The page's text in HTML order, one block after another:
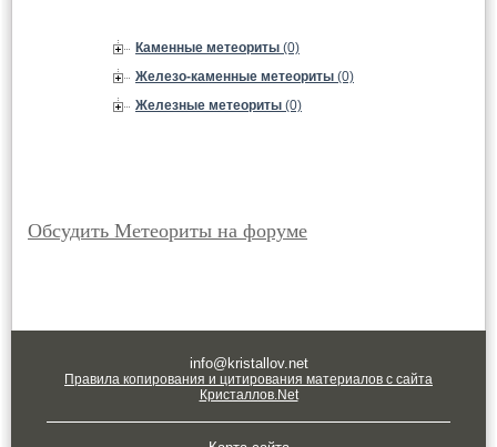
Каменные метеориты (0)
Железо-каменные метеориты (0)
Железные метеориты (0)
Обсудить Метеориты на форуме
info@kristallov.net
Правила копирования и цитирования материалов с сайта
Кристаллов.Net